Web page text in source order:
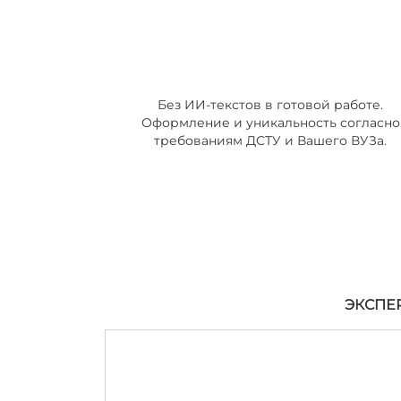
Без ИИ-текстов в готовой работе.
Оформление и уникальность согласно
требованиям ДСТУ и Вашего ВУЗа.